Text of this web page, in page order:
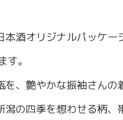
ライブラリー
援
酒オリジナルパッケー
。
、艶やかな振袖さんの
の四季を想わせる柄、